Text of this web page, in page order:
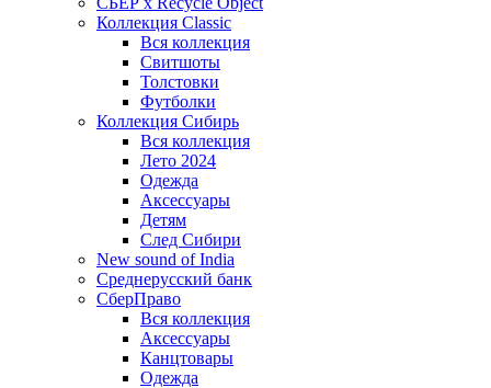
Коллекция Classic
Вся коллекция
Свитшоты
Толстовки
Футболки
Коллекция Сибирь
Вся коллекция
Лето 2024
Одежда
Аксессуары
Детям
След Сибири
New sound of India
Среднерусский банк
СберПраво
Вся коллекция
Аксессуары
Канцтовары
Одежда